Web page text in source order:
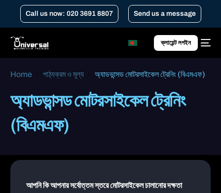
Call us now: 020 3691 8807 Send us a message
ক্লায়েন্ট লগইন
Home পাঠ্যক্রম ও মূল্য অ্যাডভান্সড মোটরসাইকেল ট্রেনিং (বিএমএফ)
অ্যাডভান্সড মোটরসাইকেল ট্রেনিং
(বিএমএফ)
আপনি কি আপনার সর্বোত্তম স্তরে মোটরসাইকেল চালানোর দক্ষতা